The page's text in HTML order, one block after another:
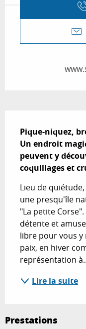
Pique-niquez,
Un endroit
peuvent y
coquillages et
Lieu de
une presqu'île
"La petite
détente et
libre pour vous y
paix, en hiver
représentation
Lire la suite
Prestations